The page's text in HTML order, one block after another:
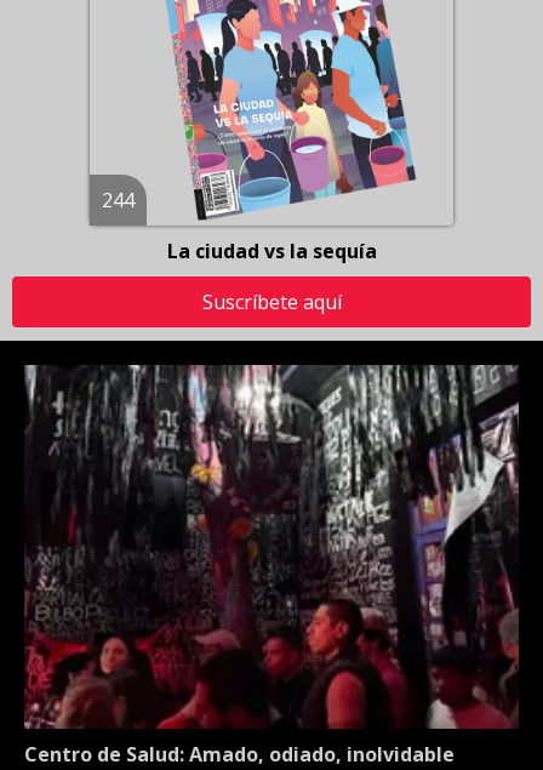
244
La ciudad vs la sequía
Suscríbete aquí
Centro de Salud: Amado, odiado, inolvidable